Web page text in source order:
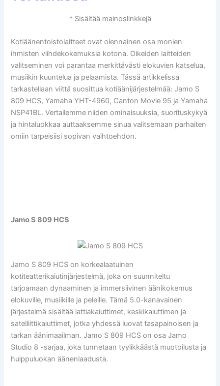
* Sisältää mainoslinkkejä
Kotiäänentoistolaitteet ovat olennainen osa monien
ihmisten viihdekokemuksia kotona. Oikeiden laitteiden
valitseminen voi parantaa merkittävästi elokuvien katselua,
musiikin kuuntelua ja pelaamista. Tässä artikkelissa
tarkastellaan viittä suosittua kotiäänijärjestelmää: Jamo S
809 HCS, Yamaha YHT-4960, Canton Movie 95 ja Yamaha
NSP41BL. Vertailemme niiden ominaisuuksia, suorituskykyä
ja hintaluokkaa auttaaksemme sinua valitsemaan parhaiten
omiin tarpeisiisi sopivan vaihtoehdon.
Jamo S 809 HCS
Jamo S 809 HCS on korkealaatuinen
kotiteatterikaiutinjärjestelmä, joka on suunniteltu
tarjoamaan dynaaminen ja immersiivinen äänikokemus
elokuville, musiikille ja peleille. Tämä 5.0-kanavainen
järjestelmä sisältää lattiakaiuttimet, keskikaiuttimen ja
satelliittikaiuttimet, jotka yhdessä luovat tasapainoisen ja
tarkan äänimaailman. Jamo S 809 HCS on osa Jamo
Studio 8 -sarjaa, joka tunnetaan tyylikkäästä muotoilusta ja
huippuluokan äänenlaadusta.